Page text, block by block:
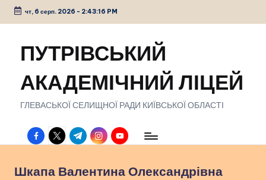
Перейти
чт, 6 серп. 2026 - 2:43:17 PM
ПУТРІВСЬКИЙ
АКАДЕМІЧНИЙ ЛІЦЕЙ
ГЛЕВАСЬКОЇ СЕЛИЩНОЇ РАДИ КИЇВСЬКОЇ ОБЛАСТІ
facebook.com
twitter.com
t.me instagram.com
youtube.com
Шкапа Валентина Олександрівна